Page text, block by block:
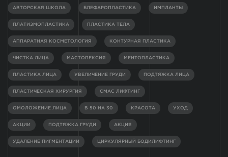
АВТОРСКАЯ ШКОЛА БЛЕФАРОПЛАСТИКА ИМПЛАНТЫ
ПЛАТИЗМОПЛАСТИКА ПЛАСТИКА ТЕЛА
АППАРАТНАЯ КОСМЕТОЛОГИЯ КОНТУРНАЯ ПЛАСТИКА
ЧИСТКА ЛИЦА МАСТОПЕКСИЯ МЕНТОПЛАСТИКА
ПЛАСТИКА ЛИЦА УВЕЛИЧЕНИЕ ГРУДИ ПОДТЯЖКА ЛИЦА
ПЛАСТИЧЕСКАЯ ХИРУРГИЯ СМАС ЛИФТИНГ
ОМОЛОЖЕНИЕ ЛИЦА В 50 НА 30 КРАСОТА УХОД
АКЦИИ ПОДТЯЖКА ГРУДИ АКЦИЯ
УДАЛЕНИЕ ПИГМЕНТАЦИИ ЦИРКУЛЯРНЫЙ БОДИЛИФТИНГ